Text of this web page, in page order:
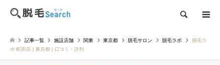
検索
記事一覧 施設店舗 関東 東京都 脱毛サロン 脱毛ラボ
脱毛ラ
ボ 町田店 | 東京都 | 口コミ・評判